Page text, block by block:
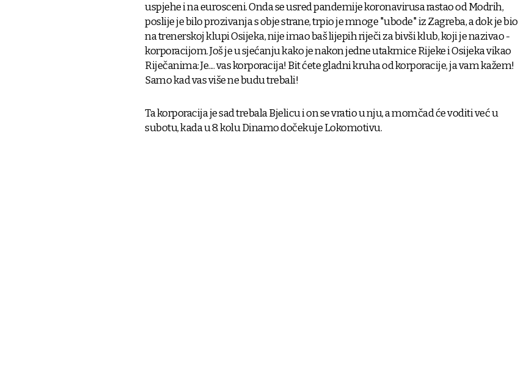
uspjehe i na eurosceni. Onda se usred pandemije koronavirusa rastao od Modrih,
poslije je bilo prozivanja s obje strane, trpio je mnoge "ubode" iz Zagreba, a dok je bio
na trenerskoj klupi Osijeka, nije imao baš lijepih riječi za bivši klub, koji je nazivao -
korporacijom. Još je u sjećanju kako je nakon jedne utakmice Rijeke i Osijeka vikao
Riječanima: Je.... vas korporacija! Bit ćete gladni kruha od korporacije, ja vam kažem!
Samo kad vas više ne budu trebali!
Ta korporacija je sad trebala Bjelicu i on se vratio u nju, a momčad će voditi već u
subotu, kada u 8. kolu Dinamo dočekuje Lokomotivu.